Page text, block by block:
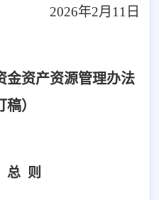
2026年2月11日
金资产资源管理办法
稿）
总 则